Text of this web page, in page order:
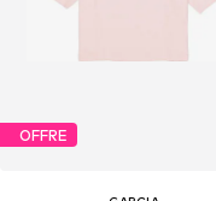
OFFRE